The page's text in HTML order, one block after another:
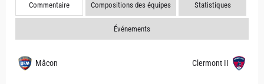
Commentaire Compositions des équipes Statistiques
Événements
Mâcon Clermont II